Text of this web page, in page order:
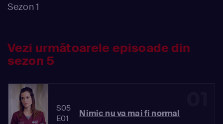
Sezon 1
Vezi următoarele episoade din
sezon 5
S05
E01
Nimic nu va mai fi normal